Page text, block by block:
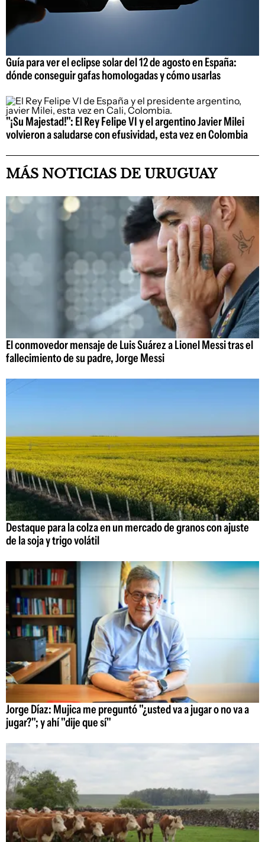
Guía para ver el eclipse solar del 12 de agosto en España:
dónde conseguir gafas homologadas y cómo usarlas
"¡Su Majestad!": El Rey Felipe VI y el argentino Javier Milei
volvieron a saludarse con efusividad, esta vez en Colombia
MÁS NOTICIAS DE URUGUAY
El conmovedor mensaje de Luis Suárez a Lionel Messi tras el
fallecimiento de su padre, Jorge Messi
Destaque para la colza en un mercado de granos con ajuste
de la soja y trigo volátil
Jorge Díaz: Mujica me preguntó "¿usted va a jugar o no va a
jugar?"; y ahí "dije que sí"